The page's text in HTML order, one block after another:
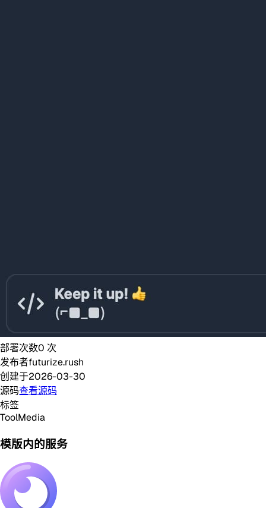
部署次数0 次
发布者futurize.rush
创建于2026-03-30
源码查看源码
标签
ToolMedia
模版内的服务